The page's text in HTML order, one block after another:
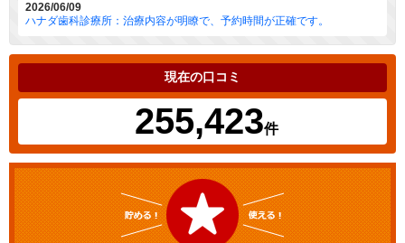
2026/06/09
ハナダ歯科診療所：治療内容が明瞭で、予約時間が正確です。
現在の口コミ
255,423件